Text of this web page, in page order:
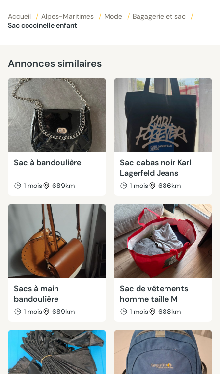
Accueil / Alpes-Maritimes / Mode / Bagagerie et sac
/
Sac coccinelle enfant
Annonces similaires
Sac à bandoulière
1 mois 689km
Sac cabas noir Karl
Lagerfeld Jeans
1 mois 686km
Sacs à main
bandoulière
1 mois 689km
Sac de vêtements
homme taille M
1 mois 688km